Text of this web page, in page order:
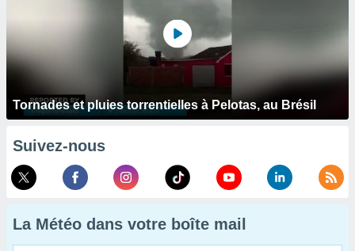
Tornades et pluies torrentielles à Pelotas, au Brésil
Suivez-nous
La Météo dans votre boîte mail